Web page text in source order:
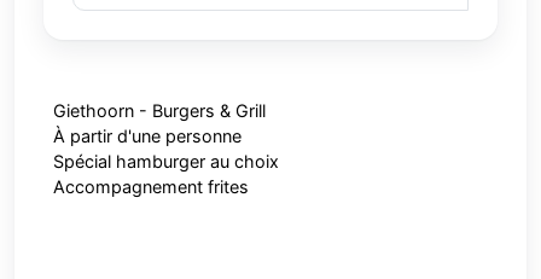
Giethoorn - Burgers & Grill
À partir d'une personne
Spécial hamburger au choix
Accompagnement frites